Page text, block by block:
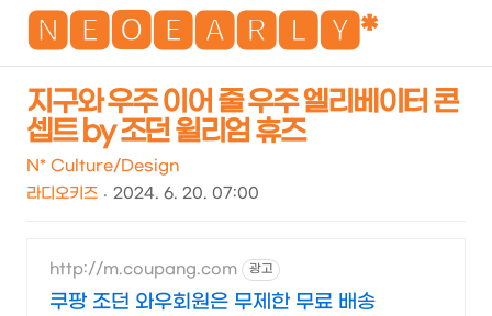
🅽🅴🅾🅴🅰🆁🅻🆈*
지구와 우주 이어 줄 우주 엘리베이터 콘
셉트 by 조던 윌리엄 휴즈
N* Culture/Design
라디오키즈
2024. 6. 20. 07:00
http://m.coupang.com 광고
쿠팡 조던 와우회원은 무제한 무료 배송